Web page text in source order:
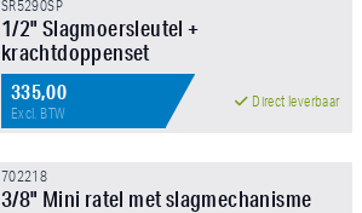
SR5290SP
1/2" Slagmoersleutel +
krachtdoppenset
335,00
Excl. BTW
Direct leverbaar
702218
3/8" Mini ratel met slagmechanisme